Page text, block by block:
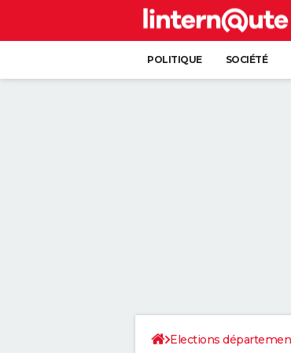
POLITIQUE SOCIÉTÉ
Elections